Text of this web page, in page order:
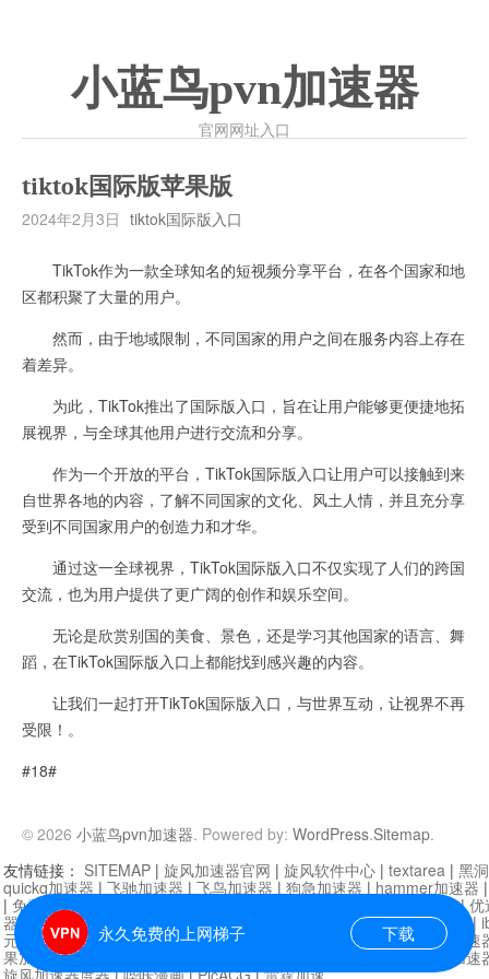
小蓝鸟pvn加速器
官网网址入口
tiktok国际版苹果版
2024年2月3日 tiktok国际版入口
TikTok作为一款全球知名的短视频分享平台，在各个国家和地
区都积聚了大量的用户。
然而，由于地域限制，不同国家的用户之间在服务内容上存在
着差异。
为此，TikTok推出了国际版入口，旨在让用户能够更便捷地拓
展视界，与全球其他用户进行交流和分享。
作为一个开放的平台，TikTok国际版入口让用户可以接触到来
自世界各地的内容，了解不同国家的文化、风土人情，并且充分享
受到不同国家用户的创造力和才华。
通过这一全球视界，TikTok国际版入口不仅实现了人们的跨国
交流，也为用户提供了更广阔的创作和娱乐空间。
无论是欣赏别国的美食、景色，还是学习其他国家的语言、舞
蹈，在TikTok国际版入口上都能找到感兴趣的内容。
让我们一起打开TikTok国际版入口，与世界互动，让视界不再
受限！。
#18#
© 2026 小蓝鸟pvn加速器. Powered by: WordPress.Sitemap.
永久免费的上网梯子 下载
友情链接： SITEMAP | 旋风加速器官网 | 旋风软件中心 | textarea | 黑
quickq加速器 | 飞驰加速器 | 飞鸟加速器 | 狗急加速器 | hammer加速器
| 免费vqn加速外网 迷雾通|优
器| 快柠檬加速器 |黑洞加速 |falemon 快橙加速器|anycast加速器 |
元机场加速器 |一元机场|老王加速器 | 白石山|
小牛加速
果加速器|黑洞加速
芒果加速